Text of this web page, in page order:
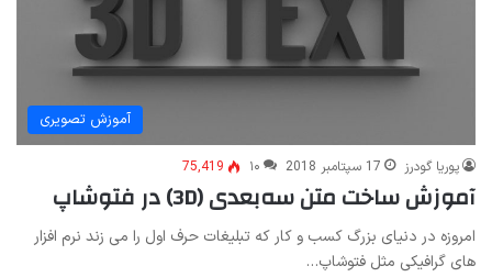
آموزش تصویری
پوریا گودرز 17 سپتامبر 2018 ۱۰ 75,419
آموزش ساخت متن سه‌بعدی (3D) در فتوشاپ
امروزه در دنیای بزرگ کسب و کار که تبلیغات حرف اول را می زند نرم افزار
های گرافیکی مثل فتوشاپ…